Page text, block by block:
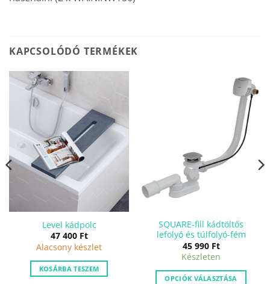
KAPCSOLÓDÓ TERMÉKEK
Level kádpolc
47 400 Ft
Alacsony készlet
KOSÁRBA TESZEM
SQUARE-fill kádtöltős
lefolyó és túlfolyó-fém
45 990 Ft
Készleten
OPCIÓK VÁLASZTÁSA